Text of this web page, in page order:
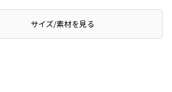
サイズ/素材を見る